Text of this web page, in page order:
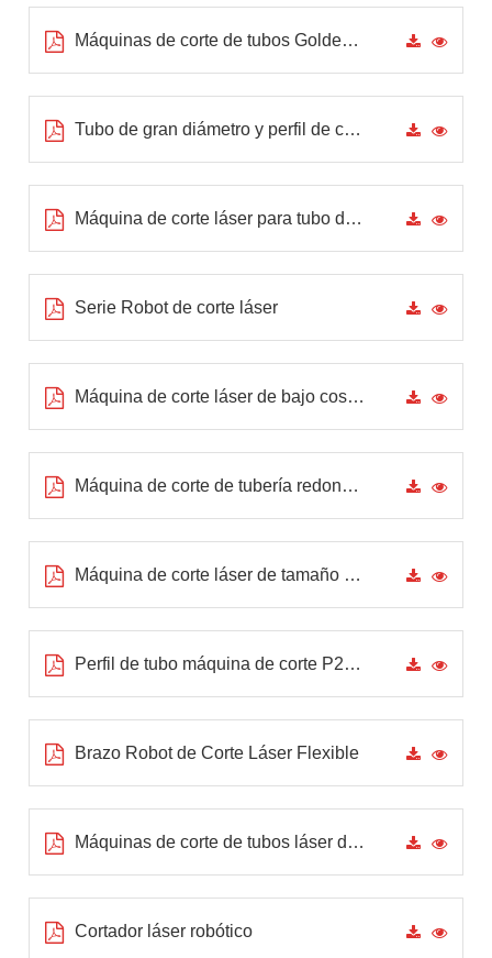
Máquinas de corte de tubos GoldenLaser P2060A P3080A
Tubo de gran diámetro y perfil de corte P35120
Máquina de corte láser para tubo de metal P1260A
Serie Robot de corte láser
Máquina de corte láser de bajo costo P2060B
Máquina de corte de tubería redonda P120
Máquina de corte láser de tamaño pequeño T2000
Perfil de tubo máquina de corte P2060A-3D P3080A-3D
Brazo Robot de Corte Láser Flexible
Máquinas de corte de tubos láser de fibra en oferta
Cortador láser robótico